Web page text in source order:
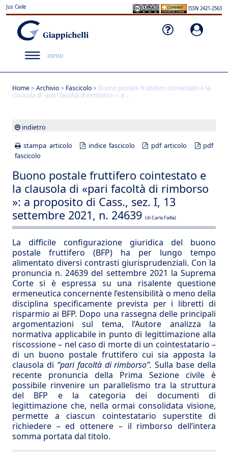
Jus Civile ISSN 2421-2563
menu
Home> Archivio> Fascicolo> Buono postale fruttifero cointestato e la
clausola di «pari facoltà di rimborso »: a ..
indietro
stampa articolo
indice fascicolo pdf articolo
pdf
fascicolo
Buono postale fruttifero cointestato e
la clausola di «pari facoltà di rimborso
»: a proposito di Cass., sez. I, 13
settembre 2021, n. 24639 (di Carla Failla)
La difficile configurazione giuridica del buono
postale fruttifero (BFP) ha per lungo tempo
alimentato diversi contrasti giurisprudenziali. Con la
pronuncia n. 24639 del settembre 2021 la Suprema
Corte si è espressa su una risalente questione
ermeneutica concernente l’estensibilità o meno della
disciplina specificamente prevista per i libretti di
risparmio ai BFP. Dopo una rassegna delle principali
argomentazioni sul tema, l’Autore analizza la
normativa applicabile in punto di legittimazione alla
riscossione – nel caso di morte di un cointestatario –
di un buono postale fruttifero cui sia apposta la
clausola di “pari facoltà di rimborso”.Sulla base della
recente pronuncia della Prima Sezione civile è
possibile rinvenire un parallelismo tra la struttura
del BFP e la categoria dei documenti di
legittimazione che, nella ormai consolidata visione,
permette a ciascun cointestatario superstite di
richiedere – ed ottenere – il rimborso dell’intera
somma portata dal titolo.